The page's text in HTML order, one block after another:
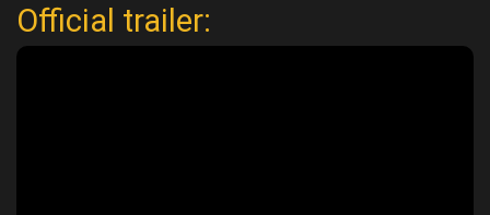
Official trailer: